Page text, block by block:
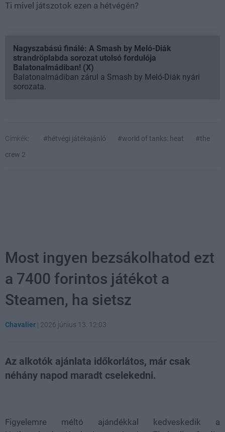
Ti mivel játszotok ezen a hétvégén?
Nagyszabású finálé: A Smash by Meló-Diák
strandröplabda sorozat utolsó fordulója
Balatonalmádiban! (X)
Balatonalmádiban zárul a Smash by Meló-Diák nyári
sorozata.
Címkék: #hétvégi játékajánló #world of tanks: heat
#the
crew 2
Most ingyen bezsákolhatod ezt
a 7400 forintos játékot a
Steamen, ha sietsz
Chavalier | 2026 június 13. 12:03
Az alkotók ajánlata időkorlátos, már csak
néhány napod maradt cselekedni.
Figyelemre méltó ajándékkal kedveskedik a